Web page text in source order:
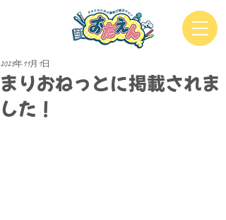
まりおねっとに掲載されま
した！
2023年11月1日